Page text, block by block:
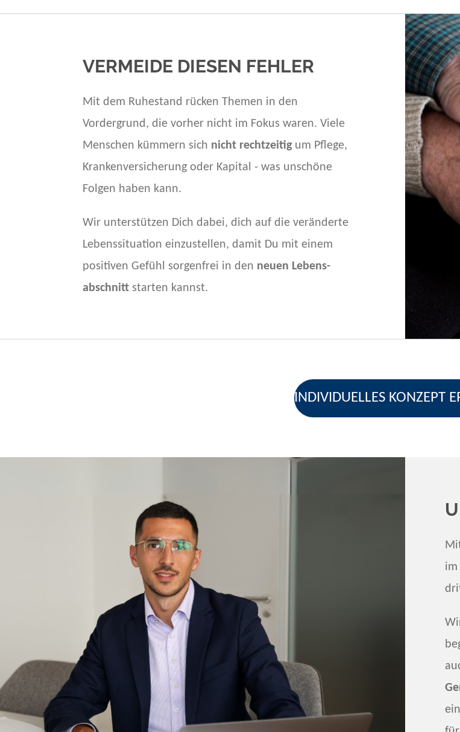
VERMEIDE DIESEN FEHLER
Mit dem Ruhestand rücken Themen in den
Vordergrund, die vorher nicht im Fokus waren. Viele
Menschen kümmern sich nicht rechtzeitigum Pflege,
Krankenversicherung oder Kapital - was unschöne
Folgen haben kann.
Wir unterstützen Dich dabei, dich auf die veränderte
Lebenssituation einzustellen, damit Du mit einem
positiven Gefühl sorgenfrei in den neuen Lebens-
abschnitt starten kannst.
INDIVIDUELLES KONZEPT
im